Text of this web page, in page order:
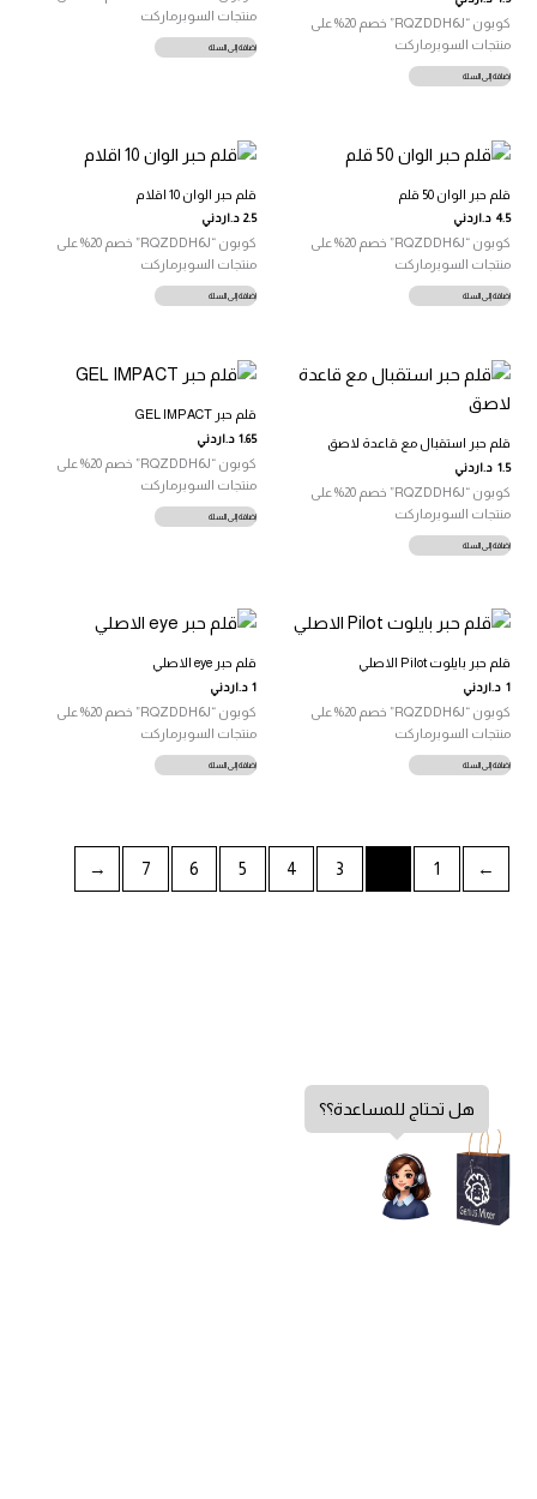
كوبون “RQZDDH6J” خصم 20% على
منتجات السوبرماركت
إضافة إلى السلة
منتجات السوبرماركت
إضافة إلى السلة
قلم حبر الوان 50 قلم
4.5 د.اردني
كوبون “RQZDDH6J” خصم 20% على
منتجات السوبرماركت
إضافة إلى السلة
قلم حبر الوان 10 اقلام
2.5 د.اردني
كوبون “RQZDDH6J” خصم 20% على
منتجات السوبرماركت
إضافة إلى السلة
قلم حبر استقبال مع قاعدة لاصق
1.5 د.اردني
كوبون “RQZDDH6J” خصم 20% على
منتجات السوبرماركت
إضافة إلى السلة
قلم حبر GEL IMPACT
1.65 د.اردني
كوبون “RQZDDH6J” خصم 20% على
منتجات السوبرماركت
إضافة إلى السلة
قلم حبر بايلوت Pilot الاصلي
1 د.اردني
كوبون “RQZDDH6J” خصم 20% على
منتجات السوبرماركت
إضافة إلى السلة
قلم حبر eye الاصلي
1 د.اردني
كوبون “RQZDDH6J” خصم 20% على
منتجات السوبرماركت
إضافة إلى السلة
→
1
3
4
5
6
7
←
هل تحتاج للمساعدة؟؟